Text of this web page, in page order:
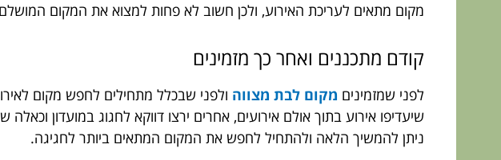
מקום מתאים לעריכת האירוע, ולכן חשוב לא פחות למצוא את המקום
קודם מתכננים ואחר כך מזמינים
לפני שמזמינים מקום לבת מצווה ולפני שבכלל מתחילים לחפש מקום
שיעדיפו אירוע בתוך אולם אירועים, אחרים ירצו דווקא לחגוג במועדון
ניתן להמשיך הלאה ולהתחיל לחפש את המקום המתאים ביותר לחגיגה.